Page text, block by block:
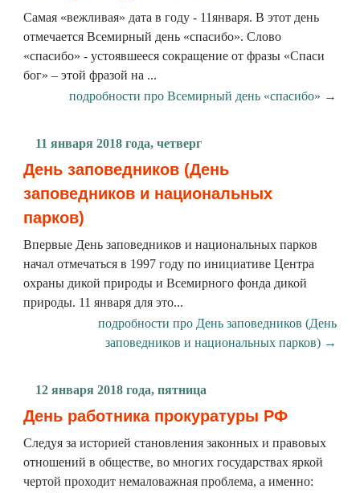
Самая «вежливая» дата в году - 11января. В этот день
отмечается Всемирный день «спасибо». Слово
«спасибо» - устоявшееся сокращение от фразы «Спаси
бог» – этой фразой на ...
подробности про Всемирный день «спасибо» →
11 января 2018 года, четверг
День заповедников (День
заповедников и национальных
парков)
Впервые День заповедников и национальных парков
начал отмечаться в 1997 году по инициативе Центра
охраны дикой природы и Всемирного фонда дикой
природы. 11 января для это...
подробности про День заповедников (День
заповедников и национальных парков) →
12 января 2018 года, пятница
День работника прокуратуры РФ
Следуя за историей становления законных и правовых
отношений в обществе, во многих государствах яркой
чертой проходит немаловажная проблема, а именно: